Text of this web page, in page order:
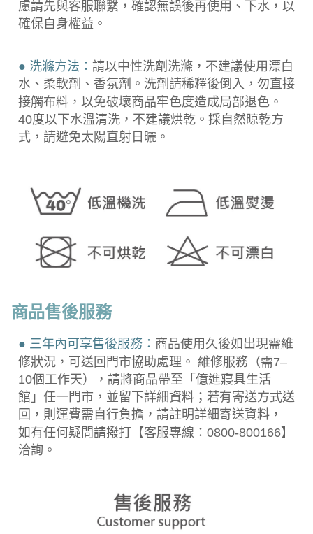
慮請先與客服聯繫，確認無誤後再使用、下水，以
確保自身權益。
● 洗滌方法： 請以中性洗劑洗滌，不建議使用漂白
水、柔軟劑、香氛劑。洗劑請稀釋後倒入，勿直接
接觸布料，以免破壞商品牢色度造成局部退色。
40度以下水溫清洗，不建議烘乾。採自然晾乾方
式，請避免太陽直射日曬。
商品售後服務
● 三年內可享售後服務： 商品使用久後如出現需維
修狀況，可送回門市協助處理。 維修服務（需7–
10個工作天），請將商品帶至「億進寢具生活
館」任一門市，並留下詳細資料；若有寄送方式送
回，則運費需自行負擔，請註明詳細寄送資料，
如有任何疑問請撥打【客服專線：0800-800166】
洽詢。